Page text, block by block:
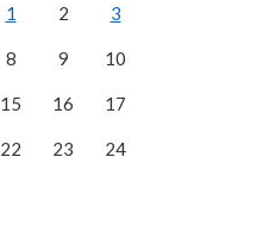
1
2 3
8 9 10
15 16 17
22 23 24